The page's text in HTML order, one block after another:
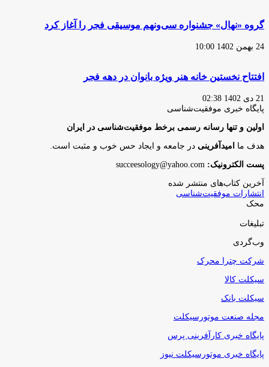
گروه «نهال» جشنواره سی‌ونهم موسیقی فجر را آغاز کرد
24 بهمن 1402 10:00
افتتاح نخستین خانه هنر ویژه بانوان در دهه فجر
21 دی 1402 02:38
پایگاه‌ خبری موفقیت‌شناسی
اولین و تنها رسانه رسمی برخط موفقیت‌شناسی در ایران
هدف ما امیدآفرینی در جامعه و ایجاد حس خوب و مثبت است.
پست الکترونیک:
آخرین کتاب‌های منتشر شده
انتشارات موفقیت‌شناسی
محک
تبلیغات
وب‌گردی
شرکت چترا محرک
سیکلت کالا
سیکلت بانک
مجله صنعت موتورسیکلت
پایگاه خبری کارآفرینی پرس
پایگاه خبری موتورسیکلت نیوز